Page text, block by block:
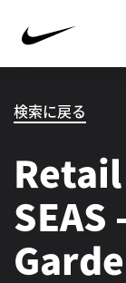
検索に戻る